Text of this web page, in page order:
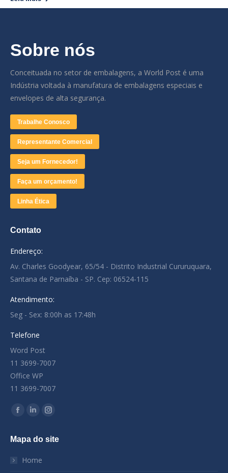
Sobre nós
Conceituada no setor de embalagens, a World Post é uma
Indústria voltada à manufatura de embalagens especiais e
envelopes de alta segurança.
Trabalhe Conosco
Representante Comercial
Seja um Fornecedor!
Faça um orçamento!
Linha Ética
Contato
Endereço:
Av. Charles Goodyear, 65/54 - Distrito Industrial Cururuquara,
Santana de Parnaíba - SP. Cep: 06524-115
Atendimento:
Seg - Sex: 8:00h as 17:48h
Telefone
Word Post
11 3699-7007
Office WP
11 3699-7007
Encontre-nos em:
Facebook
opens
Linkedin
opens
Instagram
opens
Mapa do site
Home